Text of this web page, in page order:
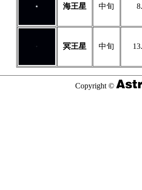
海王星 中旬
冥王星 中旬
Copyright ©